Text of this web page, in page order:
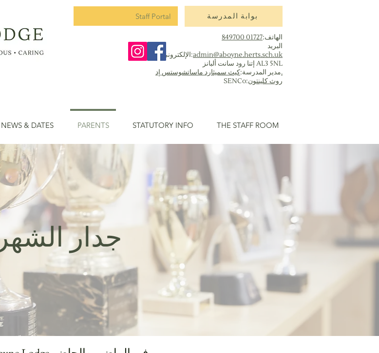
Staff Portal بوابة المدرسة
الهاتف:01727 849700
البريد
الإلكتروني:admin@aboyne.herts.sch.uk
إتنا رود سانت ألبانز AL3 5NL
مدير المدرسة:كيث سميثارد ماساتشوستس إد.
SENCo:روث كلينتون
NEWS & DATES PARENTS STATUTORY INFO THE STAFF ROOM
جدار